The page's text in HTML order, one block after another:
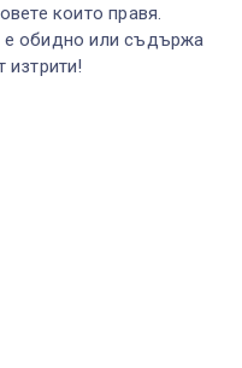
които правя.
е обидно или съдържа
изтрити!